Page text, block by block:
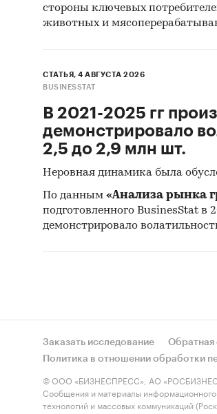
стороны ключевых
животных и
СТАТЬЯ, 4 АВГУСТА 2026
BUSINESSTAT
В 2021-2025 гг
демонстрировало
2,5 до 2,9 млн шт.
Неровная динамика была
По данным «Анализа рынка
подготовленного BusinesStat в
демонстрировало
Заказать исследование Обратная
Политика в отношении обработки
© ООО «БИЗНЕСПРЕСС», АО
Сообщения и материалы
технологий и массовых коммуникаций